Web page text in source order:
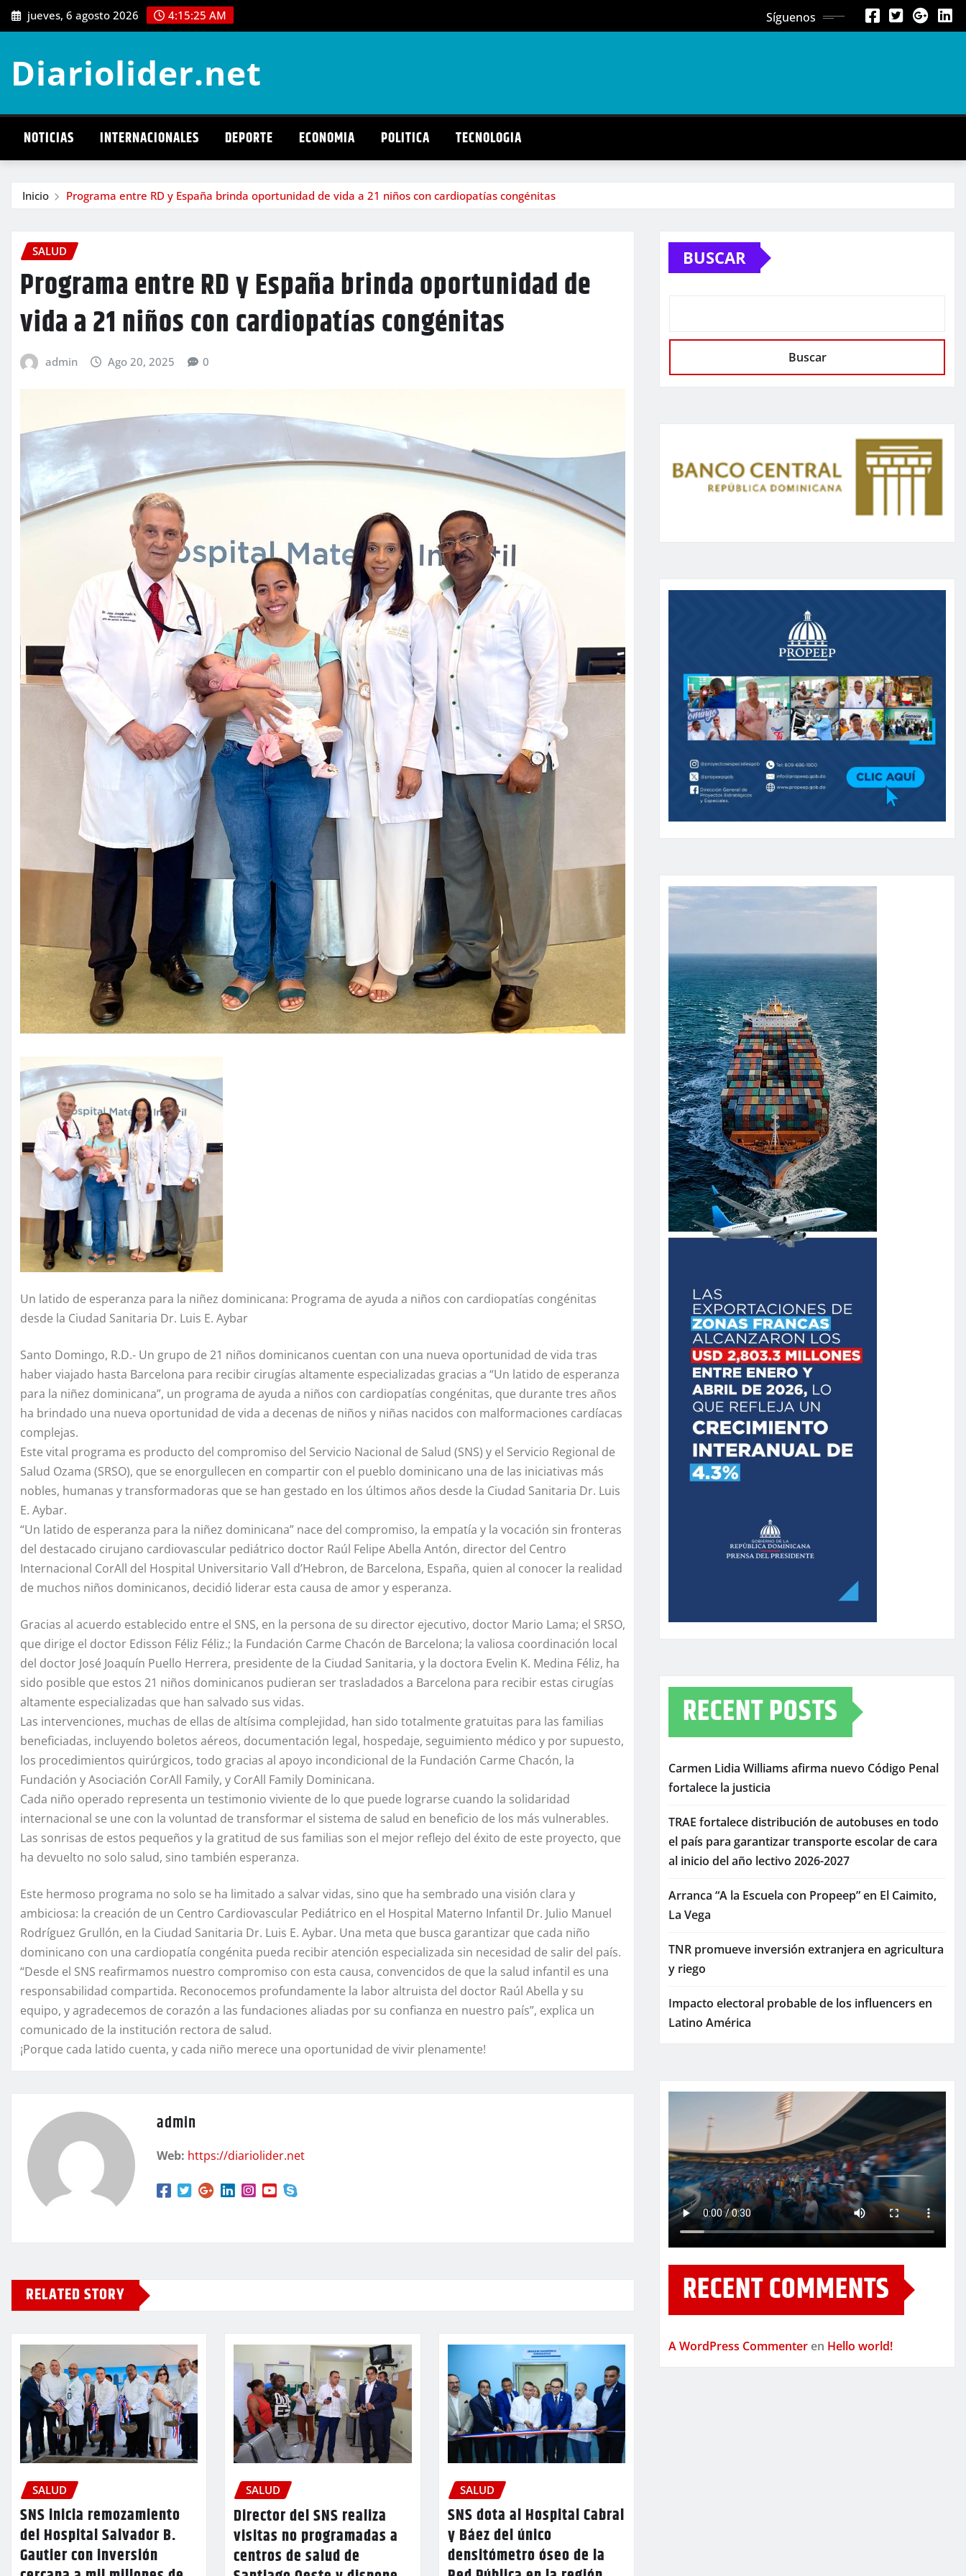
Saltar
al
jueves, 6 agosto 2026 4:15:26 AM Síguenos
Diariolider.net
NOTICIAS INTERNACIONALES DEPORTE ECONOMIA POLITICA TECNOLOGIA
Inicio Programa entre RD y España brinda oportunidad de vida a 21 niños con cardiopatías congénitas
SALUD
Programa entre RD y España brinda oportunidad de
vida a 21 niños con cardiopatías congénitas
admin Ago 20, 2025 0
Un latido de esperanza para la niñez dominicana: Programa de ayuda a niños con cardiopatías congénitas
desde la Ciudad Sanitaria Dr. Luis E. Aybar
Santo Domingo, R.D.- Un grupo de 21 niños dominicanos cuentan con una nueva oportunidad de vida tras
haber viajado hasta Barcelona para recibir cirugías altamente especializadas gracias a “Un latido de esperanza
para la niñez dominicana”, un programa de ayuda a niños con cardiopatías congénitas, que durante tres años
ha brindado una nueva oportunidad de vida a decenas de niños y niñas nacidos con malformaciones cardíacas
complejas.
Este vital programa es producto del compromiso del Servicio Nacional de Salud (SNS) y el Servicio Regional de
Salud Ozama (SRSO), que se enorgullecen en compartir con el pueblo dominicano una de las iniciativas más
nobles, humanas y transformadoras que se han gestado en los últimos años desde la Ciudad Sanitaria Dr. Luis
E. Aybar.
“Un latido de esperanza para la niñez dominicana” nace del compromiso, la empatía y la vocación sin fronteras
del destacado cirujano cardiovascular pediátrico doctor Raúl Felipe Abella Antón, director del Centro
Internacional CorAll del Hospital Universitario Vall d’Hebron, de Barcelona, España, quien al conocer la realidad
de muchos niños dominicanos, decidió liderar esta causa de amor y esperanza.
Gracias al acuerdo establecido entre el SNS, en la persona de su director ejecutivo, doctor Mario Lama; el SRSO,
que dirige el doctor Edisson Féliz Féliz.; la Fundación Carme Chacón de Barcelona; la valiosa coordinación local
del doctor José Joaquín Puello Herrera, presidente de la Ciudad Sanitaria, y la doctora Evelin K. Medina Féliz, ha
sido posible que estos 21 niños dominicanos pudieran ser trasladados a Barcelona para recibir estas cirugías
altamente especializadas que han salvado sus vidas.
Las intervenciones, muchas de ellas de altísima complejidad, han sido totalmente gratuitas para las familias
beneficiadas, incluyendo boletos aéreos, documentación legal, hospedaje, seguimiento médico y por supuesto,
los procedimientos quirúrgicos, todo gracias al apoyo incondicional de la Fundación Carme Chacón, la
Fundación y Asociación CorAll Family, y CorAll Family Dominicana.
Cada niño operado representa un testimonio viviente de lo que puede lograrse cuando la solidaridad
internacional se une con la voluntad de transformar el sistema de salud en beneficio de los más vulnerables.
Las sonrisas de estos pequeños y la gratitud de sus familias son el mejor reflejo del éxito de este proyecto, que
ha devuelto no solo salud, sino también esperanza.
Este hermoso programa no solo se ha limitado a salvar vidas, sino que ha sembrado una visión clara y
ambiciosa: la creación de un Centro Cardiovascular Pediátrico en el Hospital Materno Infantil Dr. Julio Manuel
Rodríguez Grullón, en la Ciudad Sanitaria Dr. Luis E. Aybar. Una meta que busca garantizar que cada niño
dominicano con una cardiopatía congénita pueda recibir atención especializada sin necesidad de salir del país.
“Desde el SNS reafirmamos nuestro compromiso con esta causa, convencidos de que la salud infantil es una
responsabilidad compartida. Reconocemos profundamente la labor altruista del doctor Raúl Abella y su
equipo, y agradecemos de corazón a las fundaciones aliadas por su confianza en nuestro país”, explica un
comunicado de la institución rectora de salud.
¡Porque cada latido cuenta, y cada niño merece una oportunidad de vivir plenamente!
admin
Web: https://diariolider.net
RELATED STORY
SALUD
SNS inicia remozamiento
del Hospital Salvador B.
Gautier con inversión
SALUD
Director del SNS realiza
visitas no programadas a
centros de salud de
SALUD
SNS dota al Hospital Cabral
y Báez del único
densitómetro óseo de la
BUSCAR
Buscar
RECENT POSTS
Carmen Lidia Williams afirma nuevo Código Penal
fortalece la justicia
TRAE fortalece distribución de autobuses en todo
el país para garantizar transporte escolar de cara
al inicio del año lectivo 2026-2027
Arranca “A la Escuela con Propeep” en El Caimito,
La Vega
TNR promueve inversión extranjera en agricultura
y riego
Impacto electoral probable de los influencers en
Latino América
RECENT COMMENTS
A WordPress Commenter en Hello world!